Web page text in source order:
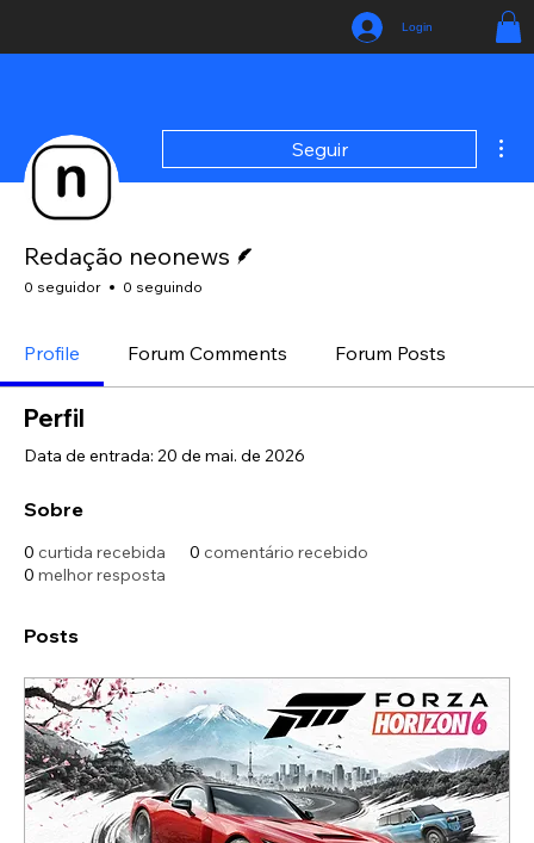
Login
Seguir
Redação neonews
0 seguidor 0 seguindo
Profile Forum Comments Forum Posts
Perfil
Data de entrada: 20 de mai. de 2026
Sobre
0 curtida recebida 0 comentário recebido
0 melhor resposta
Posts